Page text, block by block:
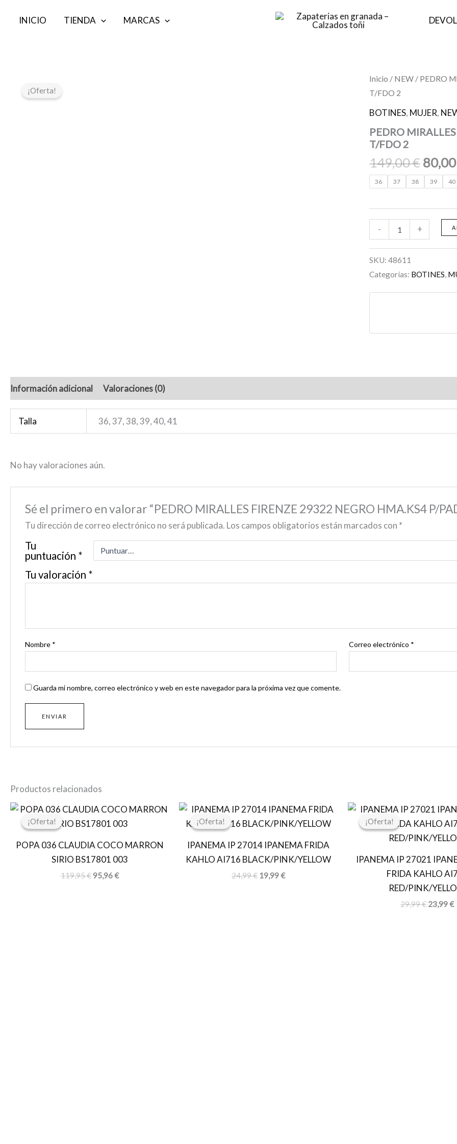
INICIO TIENDA MARCAS
¡Oferta!
Inicio / NEW / PEDRO
T/FDO 2
BOTINES, MUJER,
PEDRO
T/FDO 2
149,00€
El
era:
36 37 38 39 40
-
PEDRO
FIRENZE
NEGRO
HMA.KS4
P/PADUA
T/FDO
2
cantidad
+
SKU:48611
Categorías: BOTINES,
Información adicional Valoraciones (0)
Talla 36, 37, 38, 39, 40, 41
No hay valoraciones aún.
Sé el primero en valorar “PEDRO MIRALLES FIRENZE 29322 NEGRO HMA.KS4 P/
Tu dirección de correo electrónico no será publicada. Los campos obligatorios están marcados con *
Tu
puntuación *
Tu valoración *
Nombre * Correo electrónico *
Guarda mi nombre, correo electrónico y web en este navegador para la próxima vez que comente.
Productos relacionados
¡Oferta!
¡Oferta!
POPA 036 CLAUDIA COCO MARRON
SIRIO BS17801 003
119,95€
El
original
119,95 €.
95,96€
El
actual
95,96 €.
¡Oferta!
¡Oferta!
IPANEMA IP 27014 IPANEMA FRIDA
KAHLO AI716 BLACK/PINK/YELLOW
24,99€
El
original
24,99 €.
19,99€
El
actual
19,99 €.
¡Oferta!
¡Oferta!
IPANEMA IP 27021
FRIDA KAHLO
RED/PINK/
29,99€
El
original
era:
23,99€